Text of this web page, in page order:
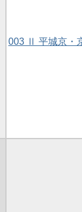
003 Ⅱ 平城京・